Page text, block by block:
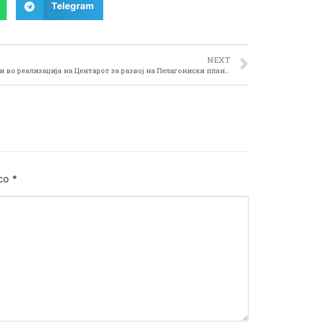
Telegram
NEXT
Нови регионални проекти во реализација на Центарот за развој на Пелагониски плански регион
*